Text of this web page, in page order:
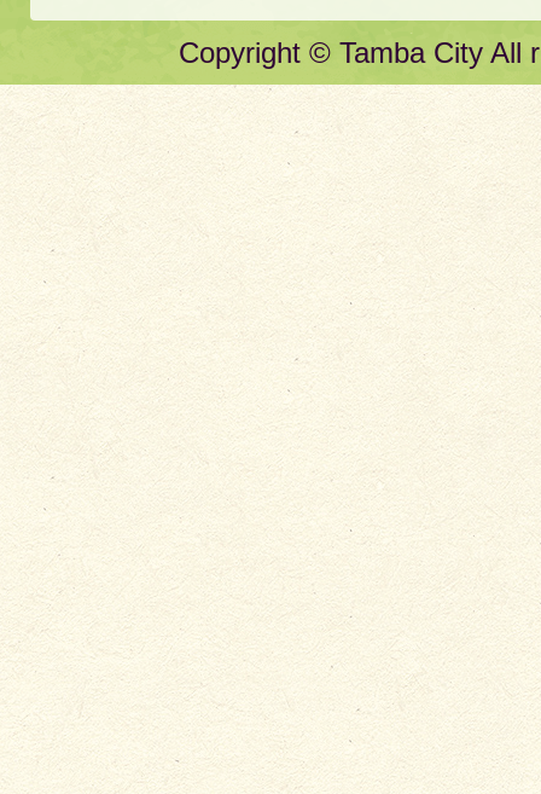
Copyright © Tamba City All